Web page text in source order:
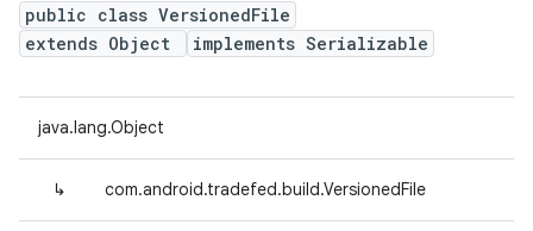
public class VersionedFile
extends Object
implements Serializable
java.lang.Object
↳ com.android.tradefed.build.VersionedFile